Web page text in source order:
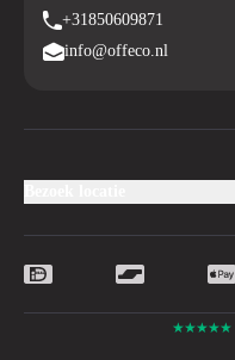
+31850609871
info@offeco.nl
★★★★★